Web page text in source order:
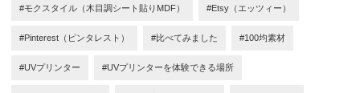
#モクスタイル（木目調シート貼りMDF） #Etsy（エッツィー）
#Pinterest（ピンタレスト） #比べてみました #100均素材
#UVプリンター #UVプリンターを体験できる場所